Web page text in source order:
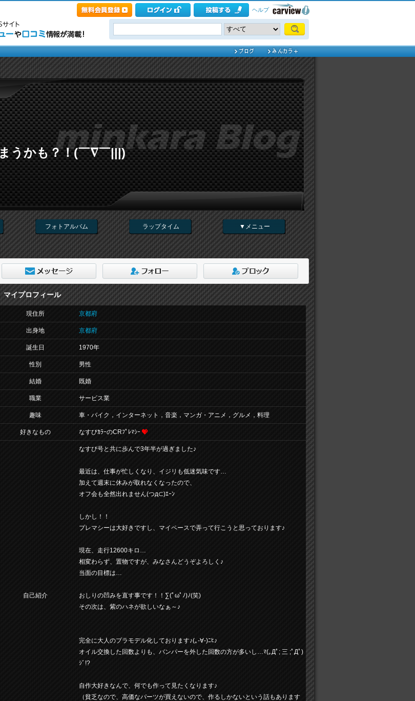
ヘルプ
うかも？！(￣∇￣|||)
フォトアルバム ラップタイム ▼メニュー
マイプロフィール
現住所 京都府
出身地 京都府
誕生日 1970年
性別 男性
結婚 既婚
職業 サービス業
趣味 車・バイク，インターネット，音楽，マンガ・アニメ，グルメ，料理
好きなもの なすびｶﾗｰのCRﾌﾟﾚﾏｼｰ
自己紹介
なすび号と共に歩んで3年半が過ぎました♪
最近は、仕事が忙しくなり、イジリも低迷気味です…
加えて週末に休みが取れなくなったので、
オフ会も全然出れません(つд⊂)ｴｰﾝ
しかし！！
プレマシーは大好きですし、マイペースで弄って行こうと思っております♪
現在、走行12600キロ…
相変わらず、置物ですが、みなさんどうぞよろしく♪
当面の目標は…
おしりの凹みを直す事です！！∑(ﾟωﾟﾉ)ﾉ(笑)
その次は、紫のハネが欲しいなぁ～♪
完全に大人のプラモデル化しております♪(｡-∀-)ﾆﾋ♪
オイル交換した回数よりも、バンパーを外した回数の方が多いし…ﾏ(｡Дﾟ; 三 ;ﾟДﾟ)
ｼﾞ!?
自作大好きなんで、何でも作って見たくなります♪
（貧乏なので、高価なパーツが買えないので、作るしかないという話もあります